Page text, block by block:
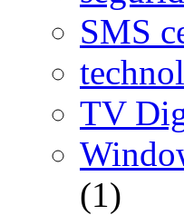
SMS
TV
(1)